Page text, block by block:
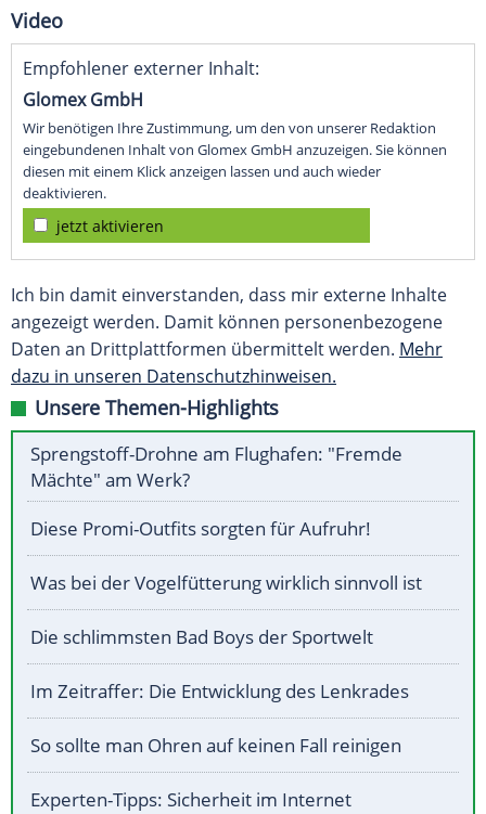
Video
Empfohlener externer Inhalt:
Glomex GmbH
Wir benötigen Ihre Zustimmung, um den von unserer Redaktion
eingebundenen Inhalt von Glomex GmbH anzuzeigen. Sie können
diesen mit einem Klick anzeigen lassen und auch wieder
deaktivieren.
jetzt aktivieren
Ich bin damit einverstanden, dass mir externe Inhalte
angezeigt werden. Damit können personenbezogene
Daten an Drittplattformen übermittelt werden. Mehr
dazu in unseren Datenschutzhinweisen.
Unsere Themen-Highlights
Sprengstoff-Drohne am Flughafen: "Fremde
Mächte" am Werk?
Diese Promi-Outfits sorgten für Aufruhr!
Was bei der Vogelfütterung wirklich sinnvoll ist
Die schlimmsten Bad Boys der Sportwelt
Im Zeitraffer: Die Entwicklung des Lenkrades
So sollte man Ohren auf keinen Fall reinigen
Experten-Tipps: Sicherheit im Internet